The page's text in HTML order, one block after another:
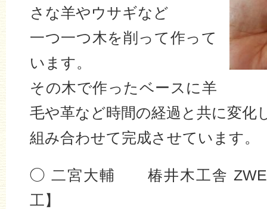
さな羊やウサギなど
一つ一つ木を削って作って
います。
その木で作ったベースに羊
毛や革など時間の経過と共に変化
組み合わせて完成させています。
◯ 二宮大輔 椿井木工舎 ZWEI
工】